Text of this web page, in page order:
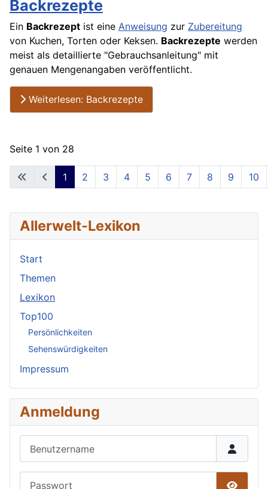
Backrezepte
Ein Backrezept ist eine Anweisung zur Zubereitung
von Kuchen, Torten oder Keksen. Backrezepte werden
meist als detaillierte "Gebrauchsanleitung" mit
genauen Mengenangaben veröffentlicht.
Weiterlesen: Backrezepte
Seite 1 von 28
1 2 3 4 5 6 7 8 9 10
Allerwelt-Lexikon
Start
Themen
Lexikon
Top100
Persönlichkeiten
Sehenswürdigkeiten
Impressum
Anmeldung